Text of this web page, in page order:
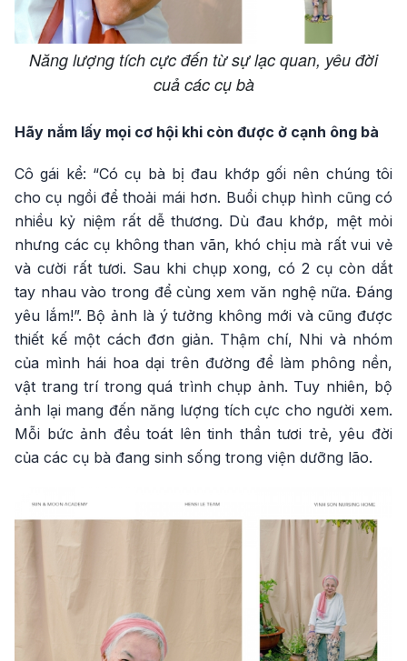
Năng lượng tích cực đến từ sự lạc quan, yêu đời
cuả các cụ bà
Hãy nắm lấy mọi cơ hội khi còn được ở cạnh ông bà
Cô gái kể: “Có cụ bà bị đau khớp gối nên chúng tôi
cho cụ ngồi để thoải mái hơn. Buổi chụp hình cũng có
nhiều kỷ niệm rất dễ thương. Dù đau khớp, mệt mỏi
nhưng các cụ không than vãn, khó chịu mà rất vui vẻ
và cười rất tươi. Sau khi chụp xong, có 2 cụ còn dắt
tay nhau vào trong để cùng xem văn nghệ nữa. Đáng
yêu lắm!”. Bộ ảnh là ý tưởng không mới và cũng được
thiết kế một cách đơn giản. Thậm chí, Nhi và nhóm
của mình hái hoa dại trên đường để làm phông nền,
vật trang trí trong quá trình chụp ảnh. Tuy nhiên, bộ
ảnh lại mang đến năng lượng tích cực cho người xem.
Mỗi bức ảnh đều toát lên tinh thần tươi trẻ, yêu đời
của các cụ bà đang sinh sống trong viện dưỡng lão.